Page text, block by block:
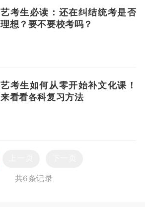
艺考生必读：还在纠结统考是否
理想？要不要校考吗？
艺考生如何从零开始补文化课！
来看看各科复习方法
共6条记录